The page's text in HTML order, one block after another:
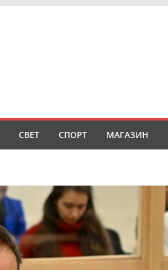
СВЕТ СПОРТ МАГАЗИН